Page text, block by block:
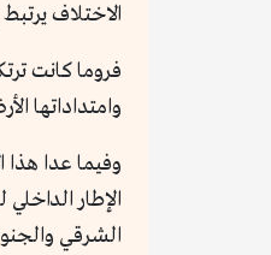
الاختلاف
فروما كانت
وامتداداتها
وفيما عدا هذا
الإطار
الشرقي